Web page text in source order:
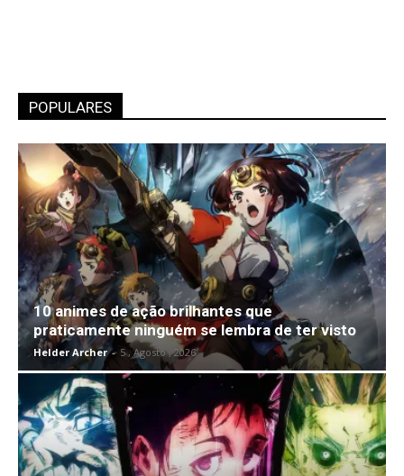
POPULARES
10 animes de ação brilhantes que
praticamente ninguém se lembra de ter visto
Helder Archer - 5 , Agosto , 2026